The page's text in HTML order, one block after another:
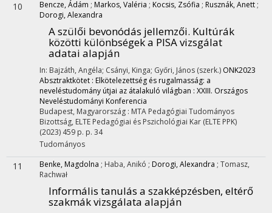
10 Bencze, Ádám ; Markos, Valéria ; Kocsis, Zsófia ; Rusznák, Anett ;
Dorogi, Alexandra
A szülői bevonódás jellemzői. Kultúrák
közötti különbségek a PISA vizsgálat
adatai alapján
In: Bajzáth, Angéla; Csányi, Kinga; Győri, János (szerk.) ONK2023
Absztraktkötet : Elkötelezettség és rugalmasság: a
neveléstudomány útjai az átalakuló világban : XXIII. Országos
Neveléstudományi Konferencia
Budapest, Magyarország : MTA Pedagógiai Tudományos
Bizottság, ELTE Pedagógiai és Pszichológiai Kar (ELTE PPK)
(2023) 459 p. p. 34
Tudományos
11 Benke, Magdolna ; Haba, Anikó ; Dorogi, Alexandra ; Tomasz,
Rachwał
Informális tanulás a szakképzésben, eltérő
szakmák vizsgálata alapján